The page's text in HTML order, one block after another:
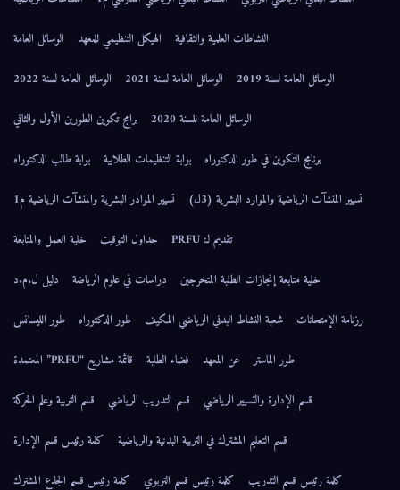
النشاطات العلمية والثقافية
الهيكل التنظيمي للمعهد
الوسائل العامة
الوسائل العامة لسنة 2019
الوسائل العامة لسنة 2021
الوسائل العامة لسنة 2022
الوسائل العامة للسنة 2020
برامج تكوين الطورين الأول والثاني
برنامج التكوين في طور الدكتوراه
بوابة التنظيمات الطلابية
بوابة طالب الدكتوراه
تسيير المنشآت الرياضية والموارد البشرية (3ل)
تسيير الموادر البشرية والمنشآت الرياضية م1
تقديم لـ: PRFU
جداول التوقيت
خلية العمل والمتابعة
خلية متابعة إنجازات الطلبة المتخرجين
دراسات في علوم الرياضة
دليل ل.م.د
رزنامة الإمتحانات
شعبة النشاط البدني الرياضي المكيف طور الدكتوراه
طور الليسانس
طور الماستر
عن المعهد فضاء الطلبة
قائمة مشاريع “PRFU” المعتمدة
قسم الإدارة والتسيير الرياضي
قسم التدريب الرياضي
قسم التربية وعلم الحركة
قسم التعليم المشترك في التربية البدنية والرياضية
كلمة رئيس قسم الإدارة
كلمة رئيس قسم التدريب
كلمة رئيس قسم التربوي
كلمة رئيس قسم الجذع المشترك